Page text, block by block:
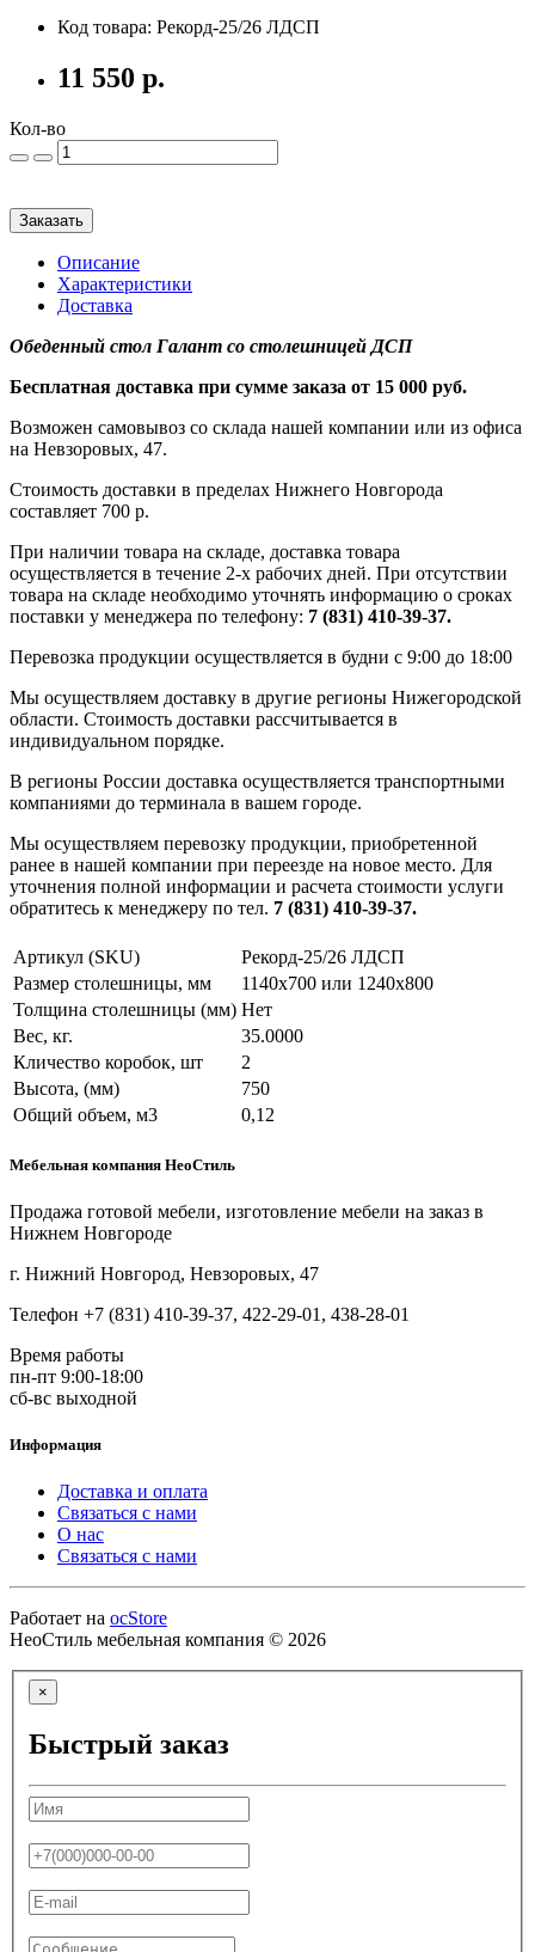
Код товара: Рекорд-25/26 ЛДСП
11 550 р.
Кол-во
Заказать
Описание
Характеристики
Доставка
Обеденный стол Галант со столешницей ДСП
Бесплатная доставка при сумме заказа от 15 000 руб.
Возможен самовывоз со склада нашей компании или из офиса
на Невзоровых, 47.
Стоимость доставки в пределах Нижнего Новгорода
составляет 700 р.
При наличии товара на складе, доставка товара
осуществляется в течение 2-х рабочих дней. При отсутствии
товара на складе необходимо уточнять информацию о сроках
поставки у менеджера по телефону: 7 (831) 410-39-37.
Перевозка продукции осуществляется в будни с 9:00 до 18:00
Мы осуществляем доставку в другие регионы Нижегородской
области. Стоимость доставки рассчитывается в
индивидуальном порядке.
В регионы России доставка осуществляется транспортными
компаниями до терминала в вашем городе.
Мы осуществляем перевозку продукции, приобретенной
ранее в нашей компании при переезде на новое место. Для
уточнения полной информации и расчета стоимости услуги
обратитесь к менеджеру по тел. 7 (831) 410-39-37.
Артикул (SKU)
Рекорд-25/26 ЛДСП
Размер столешницы, мм
1140х700 или 1240х800
Толщина столешницы (мм) Нет
Вес, кг.
35.0000
Кличество коробок, шт
2
Высота, (мм)
750
Общий объем, м3
0,12
Мебельная компания НеоСтиль
Продажа готовой мебели, изготовление мебели на заказ в
Нижнем Новгороде
г. Нижний Новгород, Невзоровых, 47
Телефон +7 (831) 410-39-37, 422-29-01, 438-28-01
Время работы
пн-пт 9:00-18:00
сб-вс выходной
Информация
Доставка и оплата
Связаться с нами
О нас
Связаться с нами
Работает на ocStore
НеоСтиль мебельная компания © 2026
×
Быстрый заказ